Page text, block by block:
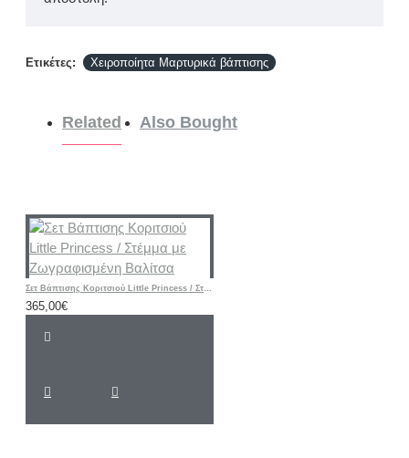
Ετικέτες: Χειροποίητα Μαρτυρικά βάπτισης
Related Also Bought
Σετ Βάπτισης Κοριτσιού Little Princess / Στέμμα με Ζωγραφισμένη Βαλίτσα
365,00€